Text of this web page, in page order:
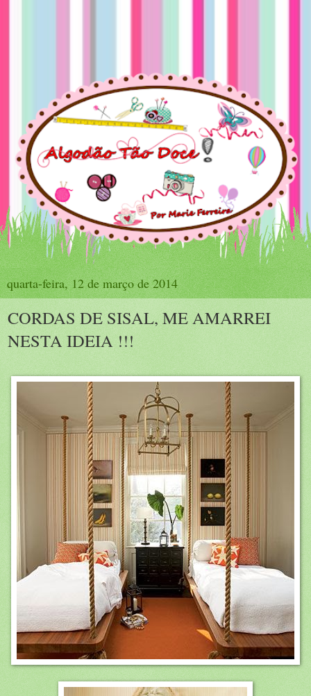
quarta-feira, 12 de março de 2014
CORDAS DE SISAL, ME AMARREI
NESTA IDEIA !!!